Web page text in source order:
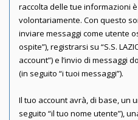
raccolta delle tue informazioni
volontariamente. Con questo
inviare messaggi come utente
ospite”), registrarsi su “S.S.
account”) e l’invio di messaggi
(in seguito “i tuoi messaggi”).
Il tuo account avrà, di base, un
seguito “il tuo nome utente”),